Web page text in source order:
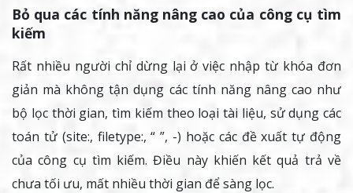
Bỏ qua các tính năng nâng cao của công cụ tìm
kiếm
Rất nhiều người chỉ dừng lại ở việc nhập từ khóa đơn
giản mà không tận dụng các tính năng nâng cao như
bộ lọc thời gian, tìm kiếm theo loại tài liệu, sử dụng các
toán tử (site:, filetype:, “ ”, -) hoặc các đề xuất tự động
của công cụ tìm kiếm. Điều này khiến kết quả trả về
chưa tối ưu, mất nhiều thời gian để sàng lọc.